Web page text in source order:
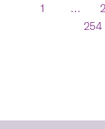
1 …
254